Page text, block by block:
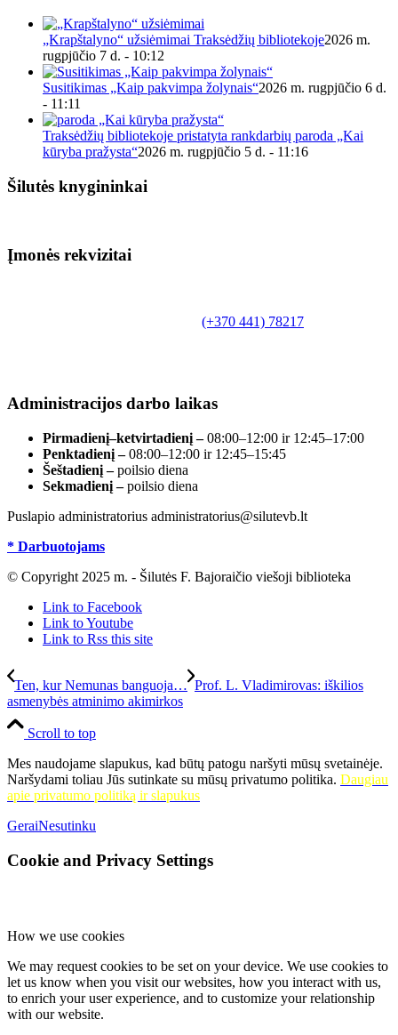
„Krapštalyno“ užsiėmimai Traksėdžių bibliotekoje2026 m.
rugpjūčio 7 d. - 10:12
Susitikimas „Kaip pakvimpa žolynais“2026 m. rugpjūčio 6 d.
- 11:11
Traksėdžių bibliotekoje pristatyta rankdarbių paroda „Kai
kūryba pražysta“2026 m. rugpjūčio 5 d. - 11:16
Šilutės knygininkai
Įmonės rekvizitai
(+370 441) 78217
Administracijos darbo laikas
Pirmadienį–ketvirtadienį –08:00–12:00 ir 12:45–17:00
Penktadienį –08:00–12:00 ir 12:45–15:45
Šeštadienį –poilsio diena
Sekmadienį –poilsio diena
Puslapio administratorius administratorius@silutevb.lt
* Darbuotojams
© Copyright 2025 m. - Šilutės F. Bajoraičio viešoji biblioteka
Link to Facebook
Link to Youtube
Link to Rss this site
Ten, kur Nemunas banguoja… Prof. L. Vladimirovas: iškilios
asmenybės atminimo akimirkos
Scroll to top
Mes naudojame slapukus, kad būtų patogu naršyti mūsų svetainėje.
Naršydami toliau Jūs sutinkate su mūsų privatumo politika. Daugiau
apie privatumo politiką ir slapukus
GeraiNesutinku
Cookie and Privacy Settings
How we use cookies
We may request cookies to be set on your device. We use cookies to
let us know when you visit our websites, how you interact with us,
to enrich your user experience, and to customize your relationship
with our website.